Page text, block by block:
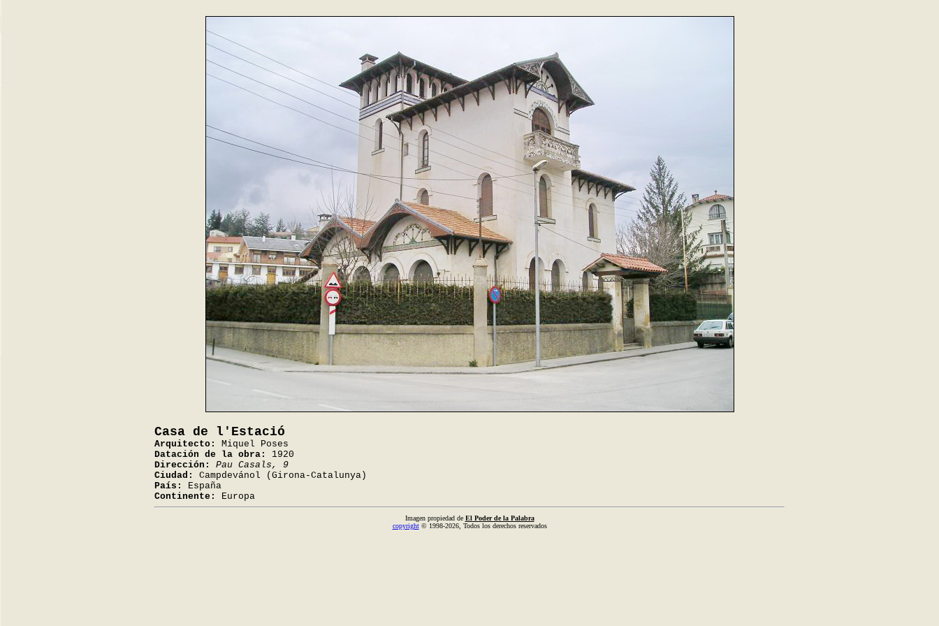
Casa de l'Estació
Arquitecto:
Miquel Poses
Datación de la obra:
1920
Dirección:
Pau Casals, 9
Ciudad:
Campdevánol (Girona-Catalunya)
País:
España
Continente:
Europa
Imagen propiedad de El Poder de la Palabra
copyright© 1998-2026, Todos los derechos reservados